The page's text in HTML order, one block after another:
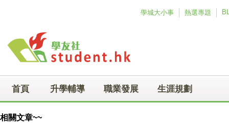
學城大小事 熱選專題
首頁 升學輔導 職業發展 生涯規劃
相關文章~~